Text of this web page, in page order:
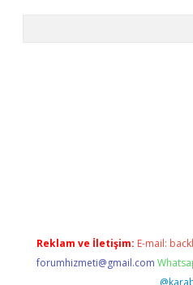
Reklam ve İletişim: E-mail:
forumhizmeti@gmail.com